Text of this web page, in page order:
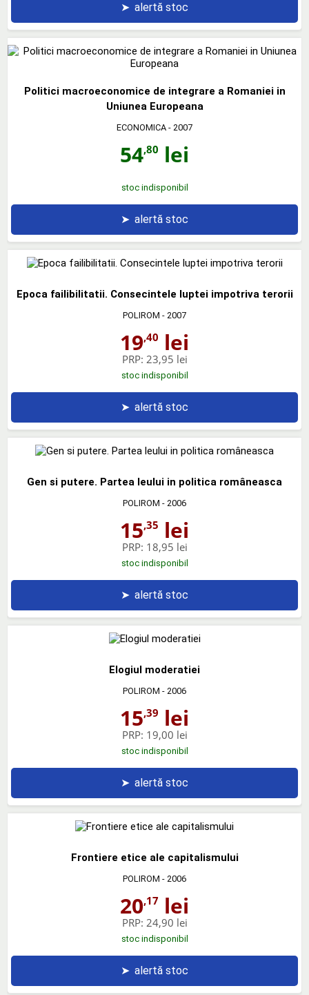
➤ alertă stoc
Politici macroeconomice de integrare a Romaniei in
Uniunea Europeana
ECONOMICA - 2007
54,80 lei
stoc indisponibil
➤ alertă stoc
Epoca failibilitatii. Consecintele luptei impotriva terorii
POLIROM - 2007
19,40 lei
PRP: 23,95 lei
stoc indisponibil
➤ alertă stoc
Gen si putere. Partea leului in politica româneasca
POLIROM - 2006
15,35 lei
PRP: 18,95 lei
stoc indisponibil
➤ alertă stoc
Elogiul moderatiei
POLIROM - 2006
15,39 lei
PRP: 19,00 lei
stoc indisponibil
➤ alertă stoc
Frontiere etice ale capitalismului
POLIROM - 2006
20,17 lei
PRP: 24,90 lei
stoc indisponibil
➤ alertă stoc